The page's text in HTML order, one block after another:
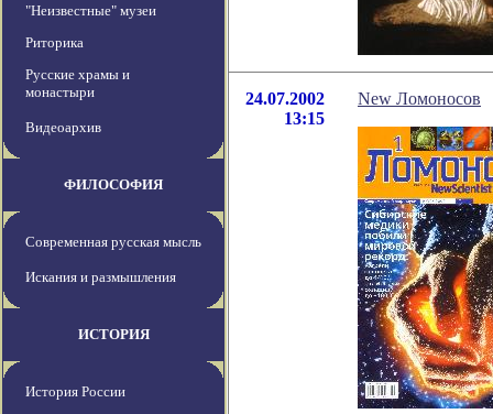
"Неизвестные" музеи
Риторика
Русские храмы и
монастыри
Видеоархив
ФИЛОСОФИЯ
Современная русская мысль
Искания и размышления
ИСТОРИЯ
История России
24.07.2002
13:15
New Ломоносов